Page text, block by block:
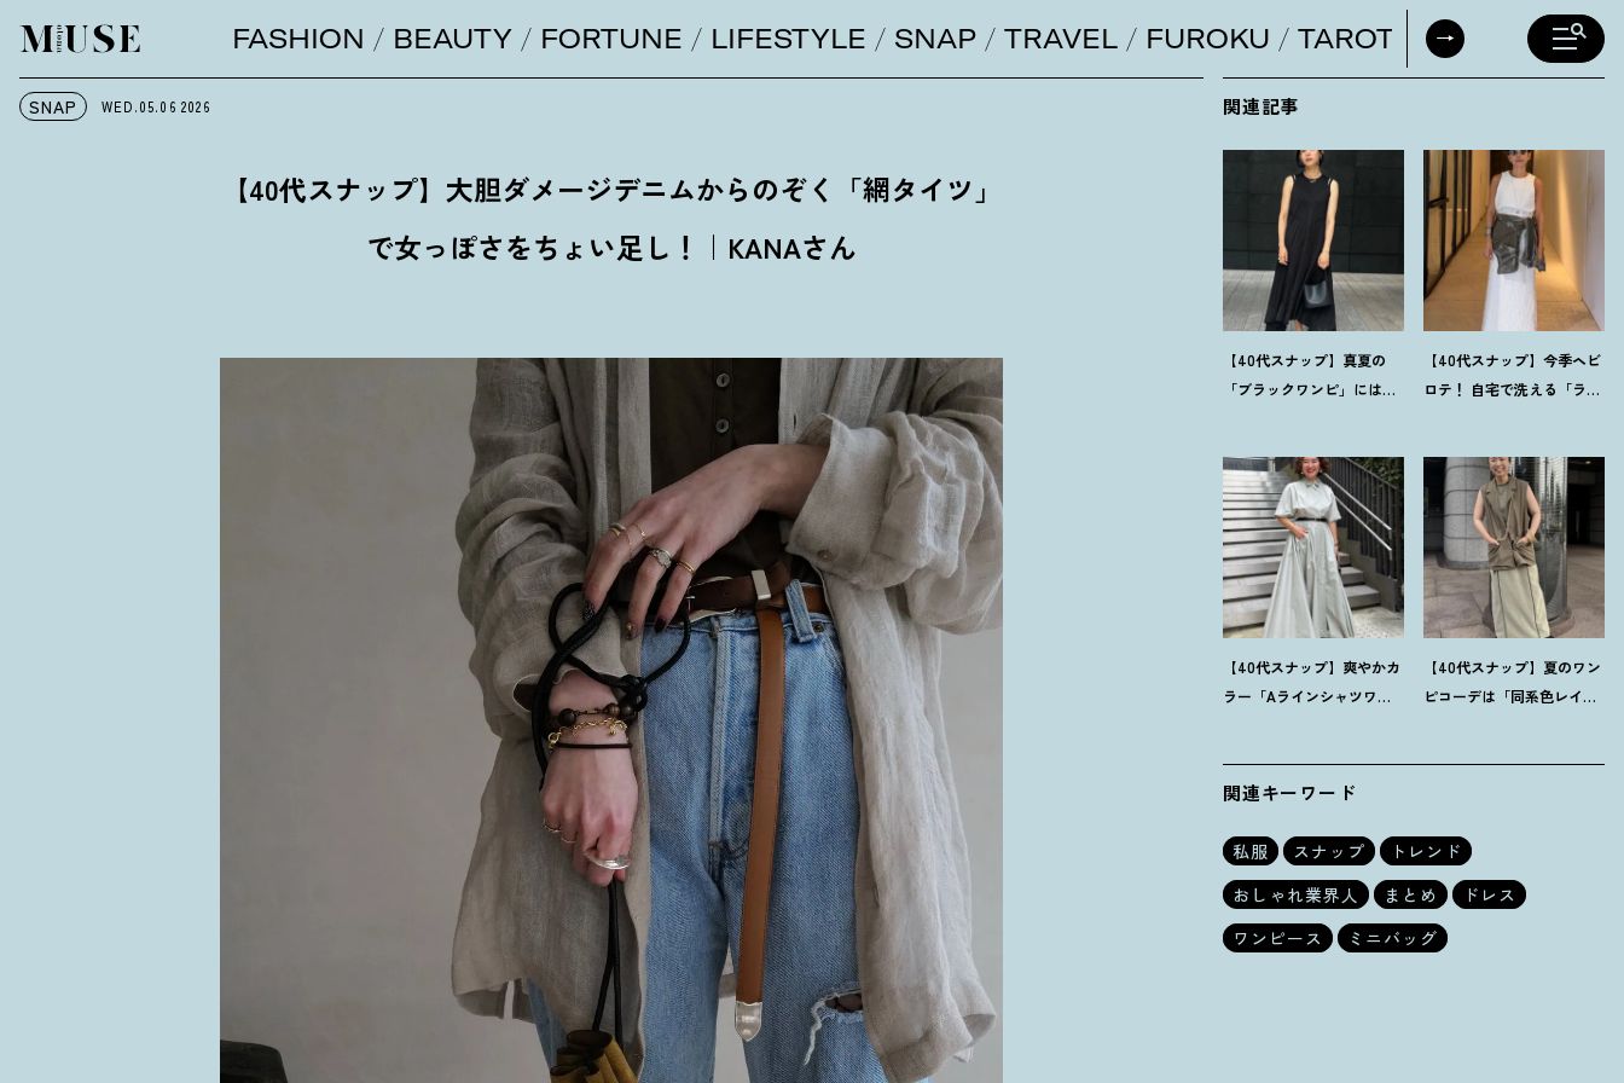
オトナミューズ ウェブFASHION BEAUTY FORTUNE LIFESTYLE SNAP TRAVEL FUROKU TAROT DAILY
SNAP WED.05.06 2026
【40代スナップ】大胆ダメージデニムからのぞく「網タイツ」
で女っぽさをちょい足し ！ ｜KANAさん
関連記事
【40代スナップ】真夏の
「ブラックワンピ」には
【40代スナップ】今季ヘビ
ロテ ！ 自宅で洗える「ラッ
【40代スナップ】爽やかカ
ラー「Aラインシャツワン
【40代スナップ】夏のワン
ピコーデは「同系色レイ
関連キーワード
私服 スナップ
トレンド
おしゃれ業界人
まとめ
ドレス
ワンピース
ミニバッグ